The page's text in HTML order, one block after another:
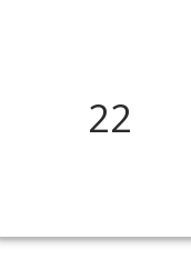
22